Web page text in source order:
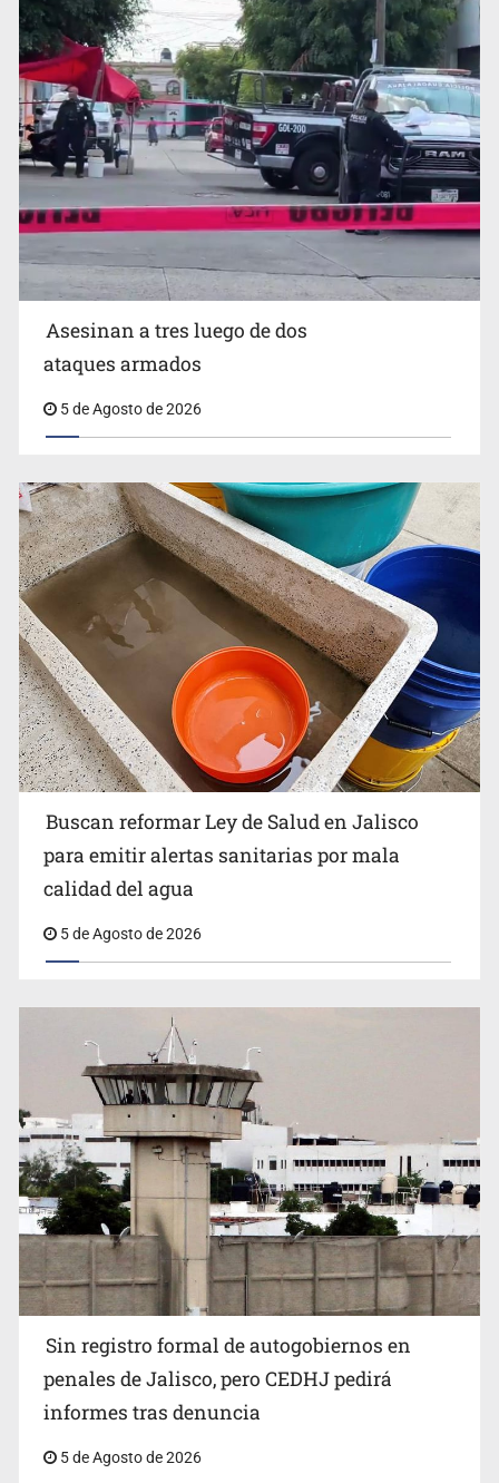
Mujer resulta lesionada tras ataque de pitbull en
Zapopan
Buscan reformar Ley de Salud en Jalisco para emitir
alertas sanitarias por mala calidad del agua
Citarían a Medrano si persiste falta de diálogo con
vecinos de Mirador San Isidro
Asesinan a tres luego de dos
ataques armados
5 de Agosto de 2026
Buscan reformar Ley de Salud en Jalisco
para emitir alertas sanitarias por mala
calidad del agua
5 de Agosto de 2026
Sin registro formal de autogobiernos en
penales de Jalisco, pero CEDHJ pedirá
informes tras denuncia
5 de Agosto de 2026